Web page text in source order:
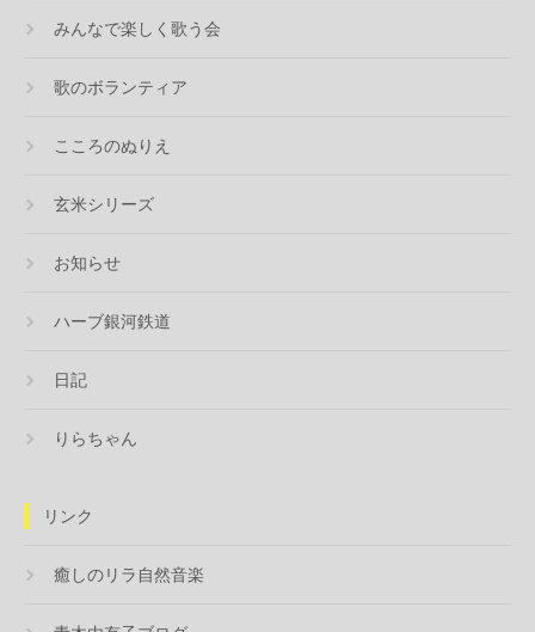
みんなで楽しく歌う会
歌のボランティア
こころのぬりえ
玄米シリーズ
お知らせ
ハーブ銀河鉄道
日記
りらちゃん
リンク
癒しのリラ自然音楽